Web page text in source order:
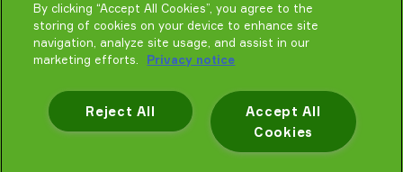
Code de conduite
Actualités
Contactez-nous
Trouver un fournisseur
Aidez-moi à choisir
By clicking “Accept All Cookies”, you agree to the
storing of cookies on your device to enhance site
navigation, analyze site usage, and assist in our
marketing efforts.
Privacy notice
Accept All
Cookies
Reject All